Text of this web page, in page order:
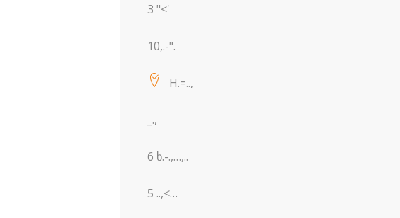
3 "<'
10,.-".
H.=..,
_.,
6 ხ.-.,…,..
5 ..,<…